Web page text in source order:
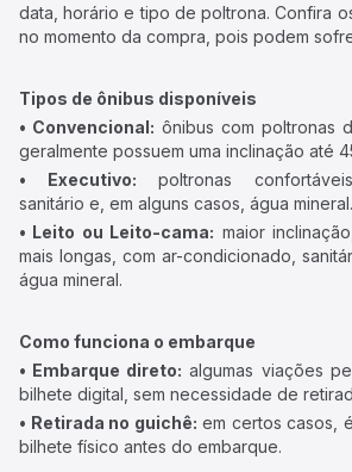
data, horário e tipo de poltrona. Confira
no momento da compra, pois podem
Tipos de ônibus disponíveis
• Convencional: ônibus com poltronas
geralmente possuem uma inclinação até
• Executivo: poltronas
sanitário e, em alguns casos, água mineral.
• Leito ou Leito-cama: maior
mais longas, com ar-condicionado,
água mineral.
Como funciona o embarque
• Embarque direto: algumas viações
bilhete digital, sem necessidade de
• Retirada no guichê: em certos casos,
bilhete físico antes do embarque.